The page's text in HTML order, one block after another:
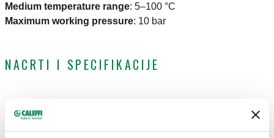
Medium temperature range: 5–100 °C
Maximum working pressure: 10 bar
NACRTI I SPECIFIKACIJE
Broj
dijela
Actions